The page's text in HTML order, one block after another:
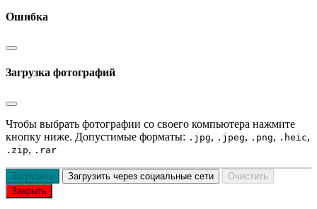
Ошибка
Загрузка фотографий
Чтобы выбрать фотографии со своего компьютера нажмите
кнопку ниже. Допустимые форматы: .jpg, .jpeg, .png, .heic,
.zip, .rar
Загрузить Загрузить через социальные сети
Очистить
Закрыть